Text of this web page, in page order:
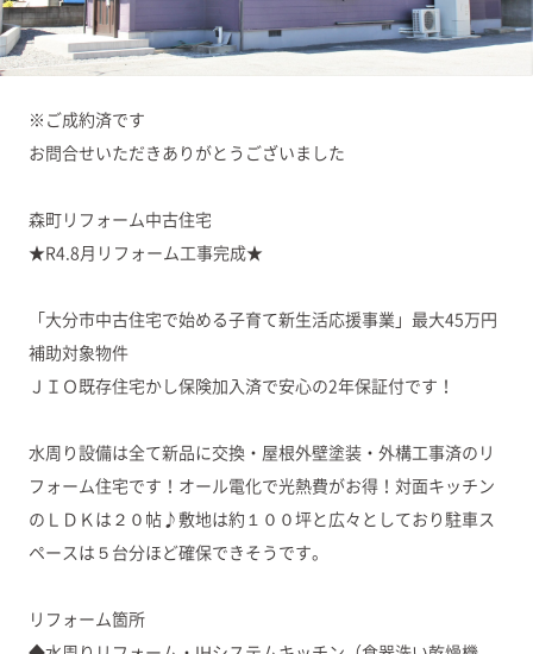
※ご成約済です
お問合せいただきありがとうございました
森町リフォーム中古住宅
★R4.8月リフォーム工事完成★
「大分市中古住宅で始める子育て新生活応援事業」最大45万円
補助対象物件
ＪＩＯ既存住宅かし保険加入済で安心の2年保証付です！
水周り設備は全て新品に交換・屋根外壁塗装・外構工事済のリ
フォーム住宅です！オール電化で光熱費がお得！対面キッチン
のＬＤＫは２０帖♪敷地は約１００坪と広々としており駐車ス
ペースは５台分ほど確保できそうです。
リフォーム箇所